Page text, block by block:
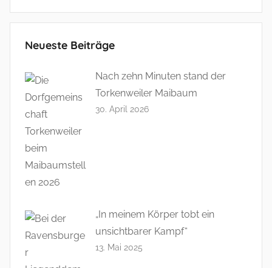
Neueste Beiträge
Nach zehn Minuten stand der
Torkenweiler Maibaum
30. April 2026
„In meinem Körper tobt ein
unsichtbarer Kampf“
13. Mai 2025